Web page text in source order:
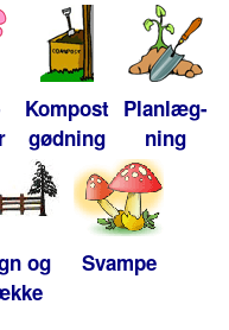
Kompost
gødning
Planlæg-
ning
og
Svampe